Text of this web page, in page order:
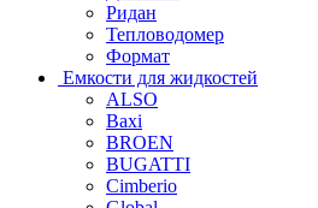
Ридан
Тепловодомер
Формат
Емкости для жидкостей
ALSO
Baxi
BROEN
BUGATTI
Cimberio